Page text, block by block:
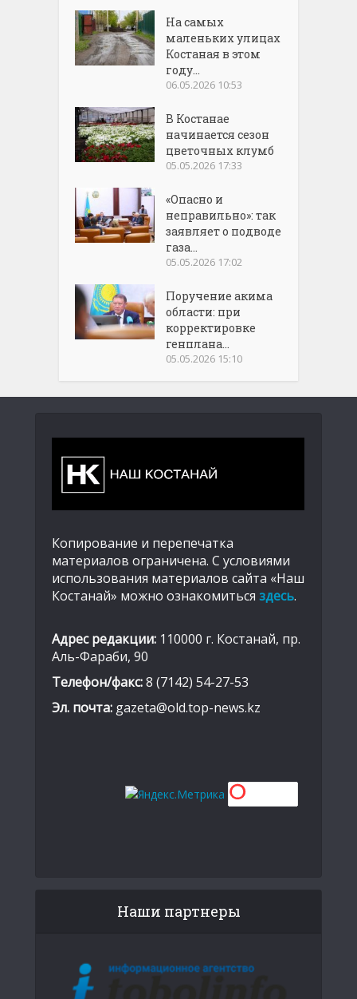
На самых
маленьких улицах
Костаная в этом
году...
06.05.2026 10:53
В Костанае
начинается сезон
цветочных клумб
05.05.2026 17:33
«Опасно и
неправильно»: так
заявляет о подводе
газа...
05.05.2026 17:02
Поручение акима
области: при
корректировке
генплана...
05.05.2026 15:10
Копирование и перепечатка
материалов ограничена. С условиями
использования материалов сайта «Наш
Костанай» можно ознакомиться здесь.
Адрес редакции: 110000 г. Костанай, пр.
Аль-Фараби, 90
Телефон/факс:8 (7142) 54-27-53
Эл. почта: gazeta@old.top-news.kz
Наши партнеры